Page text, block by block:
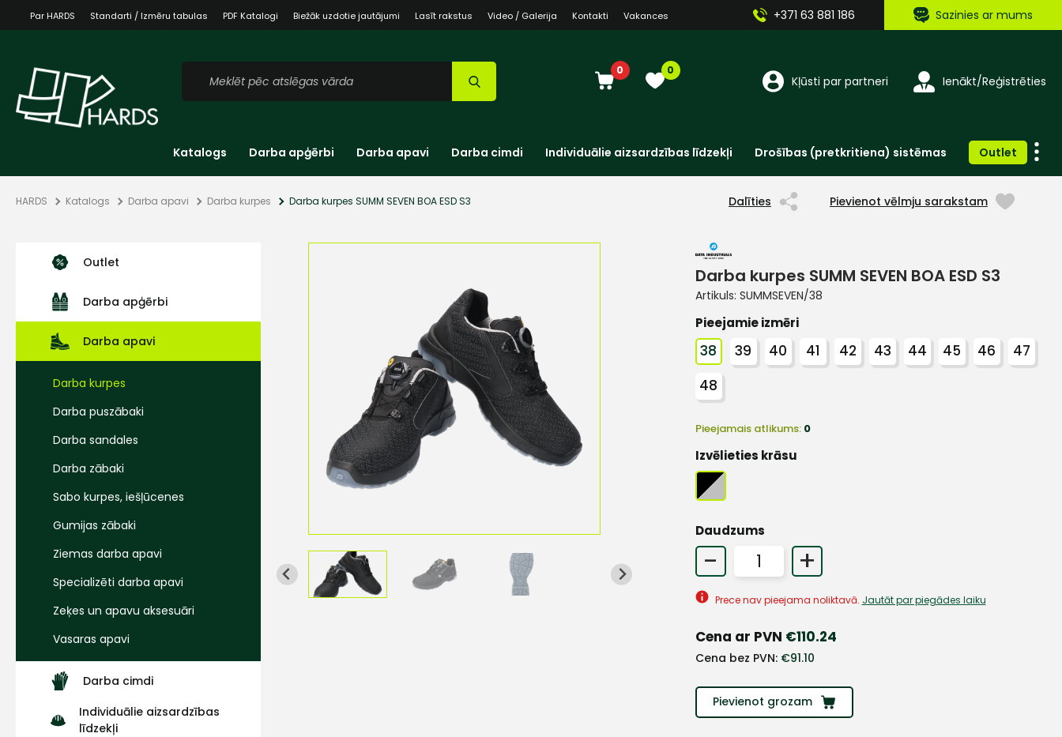
Par HARDS Standarti / Izmēru tabulas PDF Katalogi Biežāk uzdotie jautājumi Lasīt rakstus Video / Galerija Kontakti Vakances +371 63 881 186 Sazinies ar mums
0 0
Kļūsti par partneri Ienākt/Reģistrēties
Katalogs Darba apģērbi Darba apavi Darba cimdi Individuālie aizsardzības līdzekļi Drošības (pretkritiena) sistēmas Outlet
HARDS Katalogs Darba apavi Darba kurpes Darba kurpes SUMM SEVEN BOA ESD S3 Dalīties Pievienot vēlmju sarakstam
Outlet
Darba apģērbi
Darba apavi
Darba kurpes
Darba puszābaki
Darba sandales
Darba zābaki
Sabo kurpes, iešļūcenes
Gumijas zābaki
Ziemas darba apavi
Specializēti darba apavi
Zeķes un apavu aksesuāri
Vasaras apavi
Darba cimdi
Individuālie aizsardzības
līdzekļi
Darba kurpes SUMM SEVEN BOA ESD S3
Artikuls: SUMMSEVEN/38
Pieejamie izmēri
38 39 40 41 42 43 44 45 46
47
48
Pieejamais atlikums: 0
Izvēlieties krāsu
Daudzums
- +
Prece nav pieejama noliktavā. Jautāt par piegādes laiku
Cena ar PVN €110.24
Cena bez PVN: €91.10
Pievienot grozam